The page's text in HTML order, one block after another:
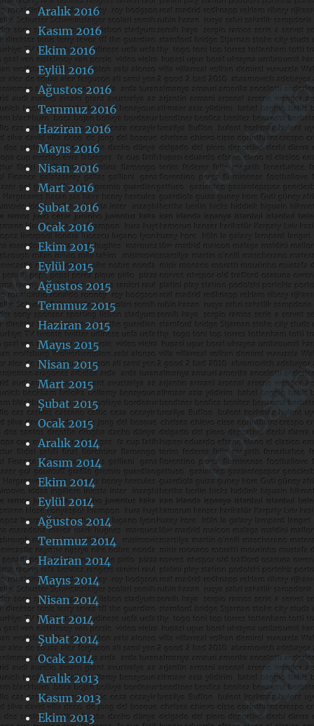
Aralık 2016
Kasım 2016
Ekim 2016
Eylül 2016
Ağustos 2016
Temmuz 2016
Haziran 2016
Mayıs 2016
Nisan 2016
Mart 2016
Şubat 2016
Ocak 2016
Ekim 2015
Eylül 2015
Ağustos 2015
Temmuz 2015
Haziran 2015
Mayıs 2015
Nisan 2015
Mart 2015
Şubat 2015
Ocak 2015
Aralık 2014
Kasım 2014
Ekim 2014
Eylül 2014
Ağustos 2014
Temmuz 2014
Haziran 2014
Mayıs 2014
Nisan 2014
Mart 2014
Şubat 2014
Ocak 2014
Aralık 2013
Kasım 2013
Ekim 2013